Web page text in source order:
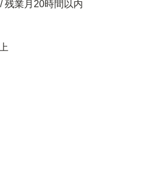
残業月20時間以内